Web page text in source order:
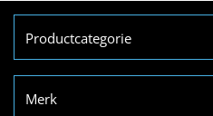
Productcategorie
Merk